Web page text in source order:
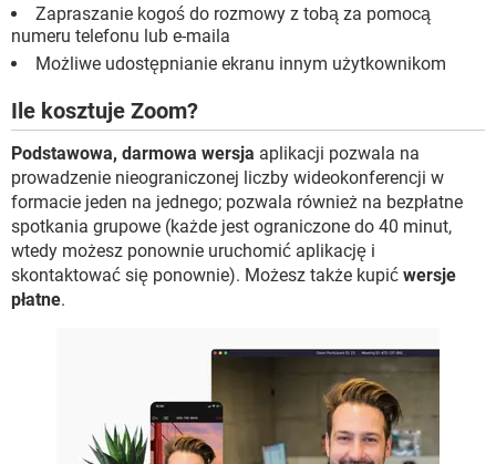
Zapraszanie kogoś do rozmowy z tobą za pomocą
numeru telefonu lub e-maila
Możliwe udostępnianie ekranu innym użytkownikom
Ile kosztuje Zoom?
Podstawowa, darmowa wersja aplikacji pozwala na
prowadzenie nieograniczonej liczby wideokonferencji w
formacie jeden na jednego; pozwala również na bezpłatne
spotkania grupowe (każde jest ograniczone do 40 minut,
wtedy możesz ponownie uruchomić aplikację i
skontaktować się ponownie). Możesz także kupić wersje
płatne.